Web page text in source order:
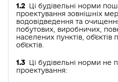
1.2 Ці будівельні норми
проектування зовнішніх
водовідведення та
побутових, виробничих,
населених пунктів,
об'єктів.
1.3 Ці будівельні норми
проектування: